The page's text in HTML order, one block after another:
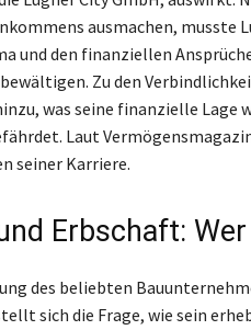
ausmachen, musste
und den finanziellen
Zu den
was seine finanzielle Lage
Laut
seiner Karriere.
Erbschaft:
des beliebten
sich die Frage, wie sein